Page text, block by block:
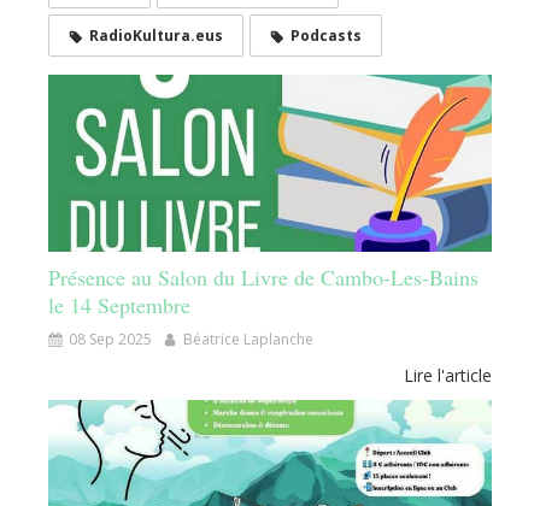
RadioKultura.eus Podcasts
Présence au Salon du Livre de Cambo-Les-Bains
le 14 Septembre
08 Sep 2025 Béatrice Laplanche
Lire l'article